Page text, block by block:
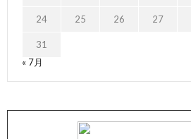
24 25 26 27
31
« 7月